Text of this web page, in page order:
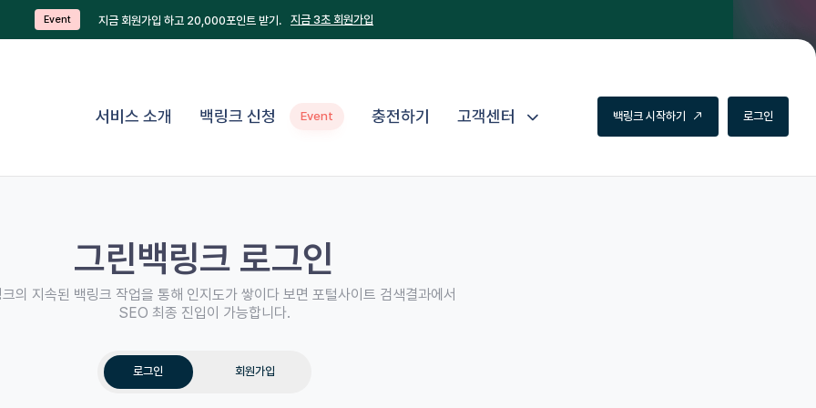
Event 지금 회원가입 하고 20,000포인트 받기. 지금 3초 회원가입
서비스 소개 백링크 신청 Event 충전하기 고객센터 백링크 시작하기 로그인
그린백링크 로그인
의 지속된 백링크 작업을 통해 인지도가 쌓이다 보면 포털사이트 검색결과에서
SEO 최종 진입이 가능합니다.
로그인 회원가입